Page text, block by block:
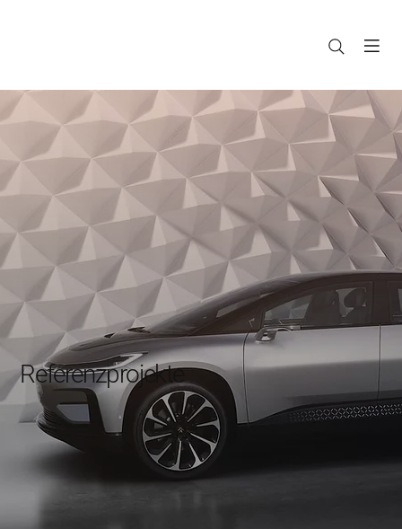
Referenzprojekte